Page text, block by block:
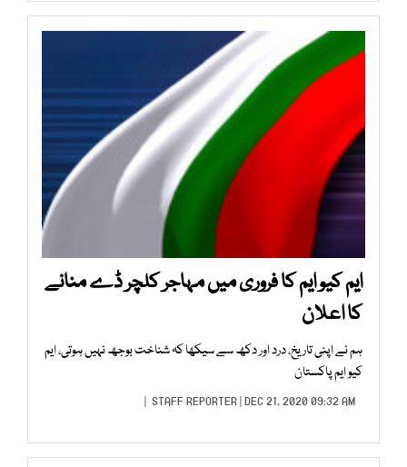
ایم کیو ایم کا فروری میں مہاجر کلچر ڈے منانے
کا اعلان
ہم نے اپنی تاریخ، درد اور دکھ سے سیکھا کہ شناخت بوجھ نہیں ہوتی، ایم
کیو ایم پاکستان
STAFF REPORTER| DEC 21, 2020 09:32 AM |